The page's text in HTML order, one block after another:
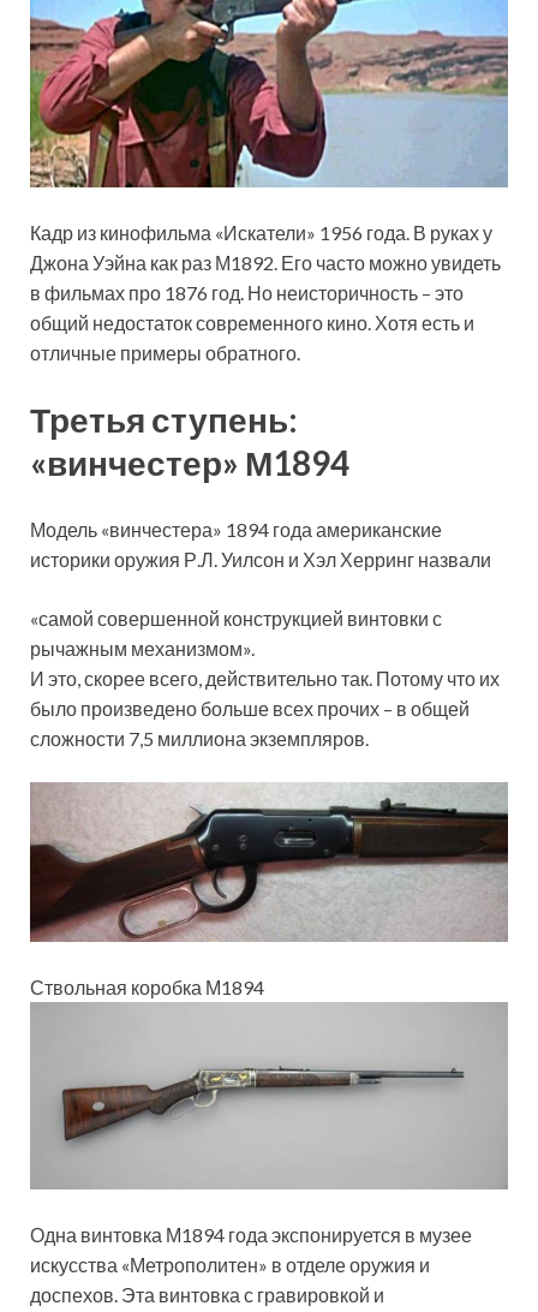
Кадр из кинофильма «Искатели» 1956 года. В руках у
Джона Уэйна как раз М1892. Его часто можно увидеть
в фильмах про 1876 год. Но неисторичность – это
общий недостаток современного кино. Хотя есть и
отличные примеры обратного.
Третья ступень:
«винчестер» М1894
Модель «винчестера» 1894 года американские
историки оружия Р.Л. Уилсон и Хэл Херринг назвали
«самой совершенной конструкцией винтовки с
рычажным механизмом».
И это, скорее всего, действительно так. Потому что их
было произведено больше всех прочих – в общей
сложности 7,5 миллиона экземпляров.
Ствольная коробка М1894
Одна винтовка М1894 года экспонируется в музее
искусства «Метрополитен» в отделе оружия и
доспехов. Эта винтовка с гравировкой и